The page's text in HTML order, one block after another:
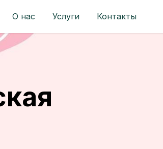
О нас Услуги Контакты